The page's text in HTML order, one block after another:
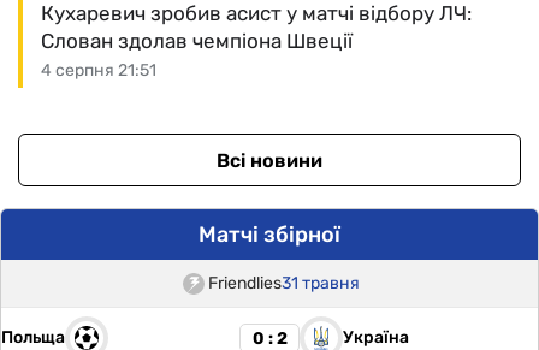
4 серпня 21:51
Кухаревич зробив асист у матчі відбору ЛЧ:
Слован здолав чемпіона Швеції
Всі новини
Матчі збірної
Friendlies31 травня
Польща 0 : 2 Україна